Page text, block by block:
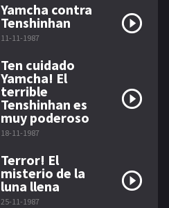
Yamcha contra
Tenshinhan
11-11-1987
Ten cuidado
Yamcha! El
terrible
Tenshinhan es
muy poderoso
18-11-1987
Terror! El
misterio de la
luna llena
25-11-1987